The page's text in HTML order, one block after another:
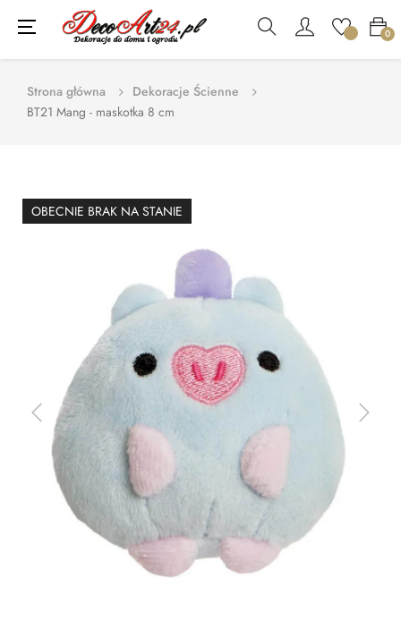
0
Toggle
navigation
☰
Strona główna
Dekoracje Ścienne
BT21 Mang - maskotka 8 cm
OBECNIE BRAK NA STANIE